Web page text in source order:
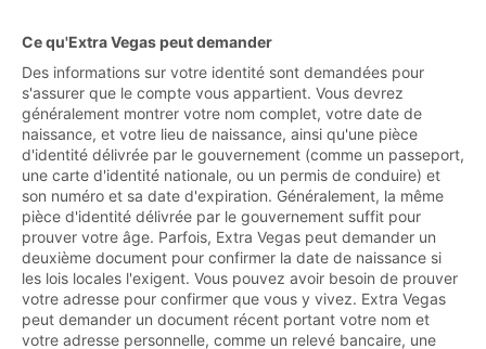
Ce qu'Extra Vegas peut demander
Des informations sur votre identité sont demandées pour
s'assurer que le compte vous appartient. Vous devrez
généralement montrer votre nom complet, votre date de
naissance, et votre lieu de naissance, ainsi qu'une pièce
d'identité délivrée par le gouvernement (comme un passeport,
une carte d'identité nationale, ou un permis de conduire) et
son numéro et sa date d'expiration. Généralement, la même
pièce d'identité délivrée par le gouvernement suffit pour
prouver votre âge. Parfois, Extra Vegas peut demander un
deuxième document pour confirmer la date de naissance si
les lois locales l'exigent. Vous pouvez avoir besoin de prouver
votre adresse pour confirmer que vous y vivez. Extra Vegas
peut demander un document récent portant votre nom et
votre adresse personnelle, comme un relevé bancaire, une